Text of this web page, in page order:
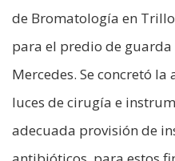
de Bromatología en
para el predio de guarda
Mercedes. Se concretó
luces de cirugía e
adecuada provisión de